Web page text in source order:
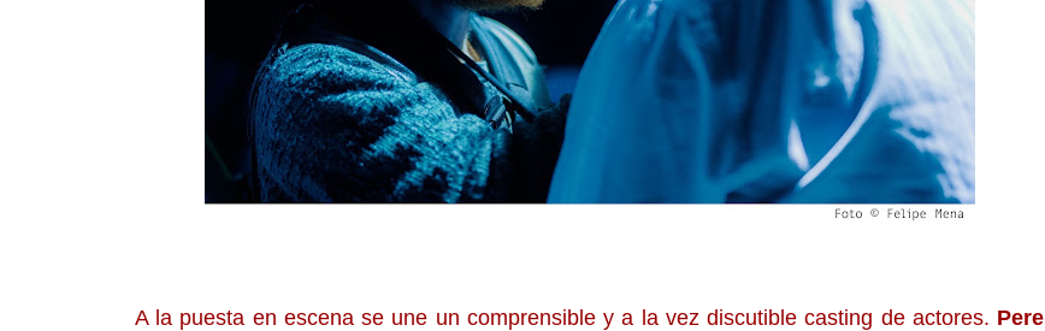
A la puesta en escena se une un comprensible y a la vez discutible casting de actores. Pere